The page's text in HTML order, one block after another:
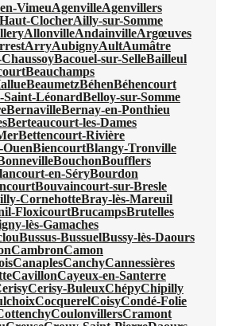
VimeuAgenvilleAgenvillers
ClocherAilly-sur-Somme
AllonvilleAndainvilleArgœuves
ArryAubignyAultAumâtre
ChaussoyBacouel-sur-SelleBailleul
Beauchamps
BeaumetzBéhenBéhencourt
Saint-LéonardBelloy-sur-Somme
BernavilleBernay-en-Ponthieu
Berteaucourt-les-Dames
Bettencourt-Rivière
BiencourtBlangy-Tronville
BouchonBoufflers
en-SéryBourdon
Bouvaincourt-sur-Bresle
CornehotteBray-lès-Mareuil
FloxicourtBrucampsBrutelles
lès-Gamaches
Bussus-BussuelBussy-lès-Daours
CambronCamon
CanaplesCanchyCannessières
CavillonCayeux-en-Santerre
Cerisy-BuleuxChépyChipilly
CocquerelCoisyCondé-Folie
CoulonvillersCramont